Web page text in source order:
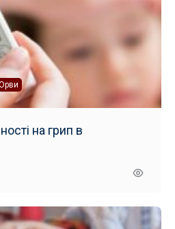
на грип в